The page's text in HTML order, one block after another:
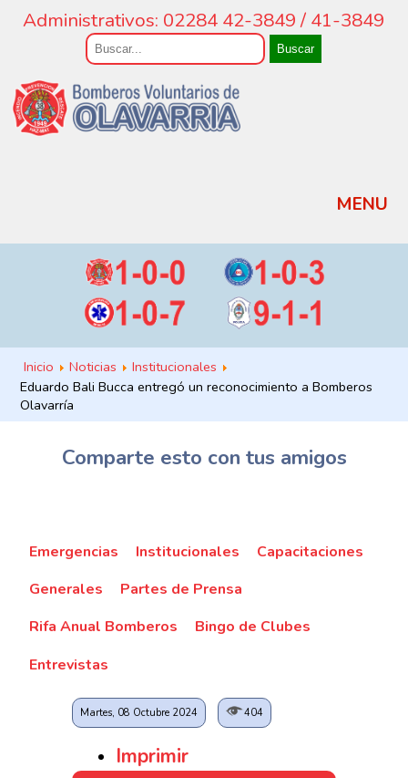
Administrativos: 02284 42-3849 / 41-3849
Buscar
MENU
Inicio Noticias
Institucionales
Eduardo Bali Bucca entregó un reconocimiento a Bomberos
Olavarría
Comparte esto con tus amigos
Emergencias Institucionales
Capacitaciones
Generales
Partes de Prensa
Rifa Anual Bomberos
Bingo de Clubes
Entrevistas
Martes, 08 Octubre 2024 404
Imprimir